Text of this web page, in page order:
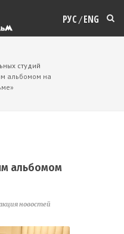
РУС /ENG
студий
альбомом на
альбомом
новостей